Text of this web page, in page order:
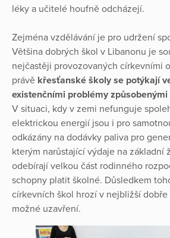
léky a učitelé houfně odcházejí.
Zejména vzdělávání je pro udržení
Většina dobrých škol v Libanonu je
nejčastěji provozovaných církevními
právě křesťanské školy se potýkají
existenčními problémy
V situaci, kdy v zemi nefunguje
elektrickou energií jsou i pro
odkázány na dodávky paliva pro
kterým narůstající výdaje na základní
odebírají velkou část rodinného
schopny platit školné. Důsledkem
církevních škol hrozí v nejbližší
možné uzavření.